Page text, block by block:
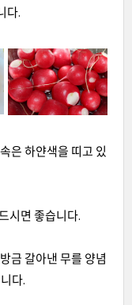
다.
은 하얀색을 띠고 있
시면 좋습니다.
금 갈아낸 무를 양념
다.